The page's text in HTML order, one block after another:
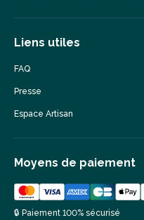
Liens utiles
FAQ
Presse
Espace Artisan
Moyens de paiement
🔒 Paiement 100% sécurisé